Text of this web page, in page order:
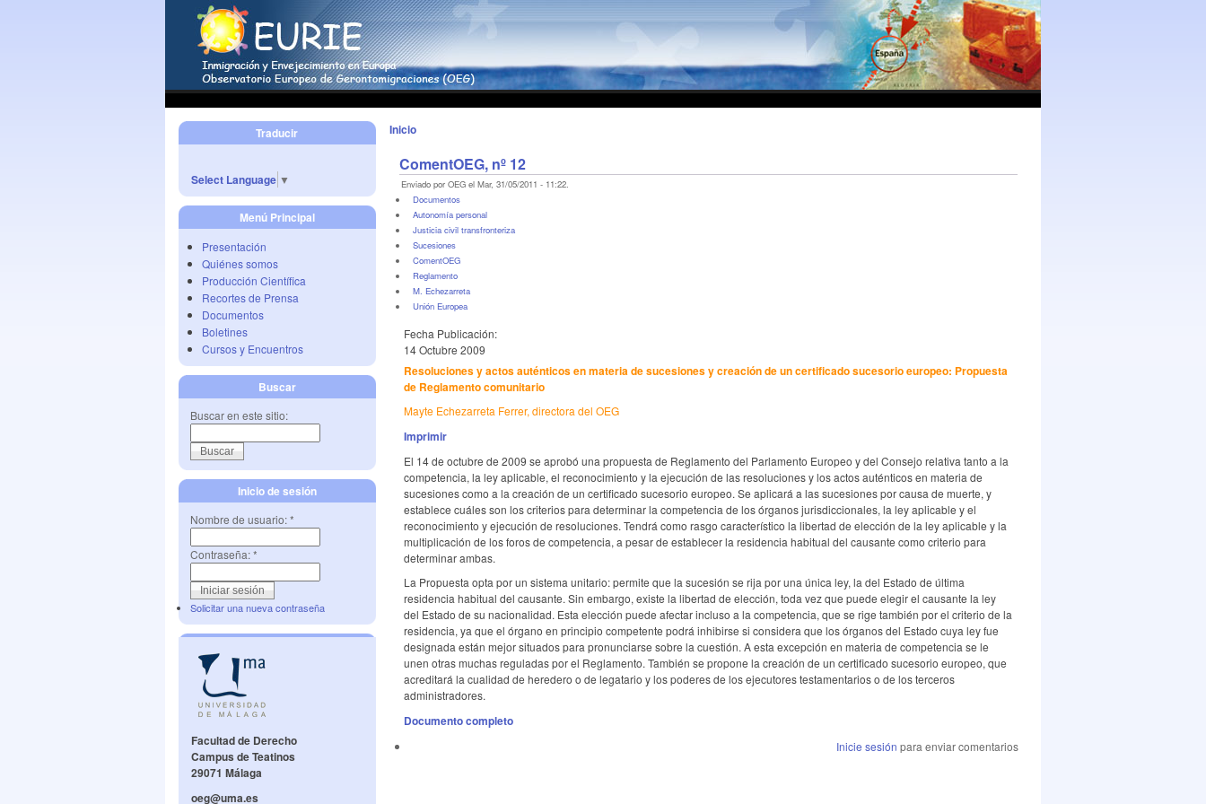
Traducir
Select Language ▼
Menú Principal
Presentación
Quiénes somos
Producción Científica
Recortes de Prensa
Documentos
Boletines
Cursos y Encuentros
Buscar
Buscar en este sitio:
Inicio de sesión
Nombre de usuario:*
Contraseña:*
Solicitar una nueva contraseña
Facultad de Derecho
Campus de Teatinos
29071 Málaga
oeg@uma.es
Inicio
ComentOEG, nº 12
Enviado por OEG el Mar, 31/05/2011 - 11:22.
Documentos
Autonomía personal
Justicia civil transfronteriza
Sucesiones
ComentOEG
Reglamento
M. Echezarreta
Unión Europea
Fecha Publicación:
14 Octubre 2009
Resoluciones y actos auténticos en materia de sucesiones y creación de un certificado sucesorio europeo: Propuesta
de Reglamento comunitario
Mayte Echezarreta Ferrer, directora del OEG
Imprimir
El 14 de octubre de 2009 se aprobó una propuesta de Reglamento del Parlamento Europeo y del Consejo relativa tanto a la
competencia, la ley aplicable, el reconocimiento y la ejecución de las resoluciones y los actos auténticos en materia de
sucesiones como a la creación de un certificado sucesorio europeo. Se aplicará a las sucesiones por causa de muerte, y
establece cuáles son los criterios para determinar la competencia de los órganos jurisdiccionales, la ley aplicable y el
reconocimiento y ejecución de resoluciones. Tendrá como rasgo característico la libertad de elección de la ley aplicable y la
multiplicación de los foros de competencia, a pesar de establecer la residencia habitual del causante como criterio para
determinar ambas.
La Propuesta opta por un sistema unitario: permite que la sucesión se rija por una única ley, la del Estado de última
residencia habitual del causante. Sin embargo, existe la libertad de elección, toda vez que puede elegir el causante la ley
del Estado de su nacionalidad. Esta elección puede afectar incluso a la competencia, que se rige también por el criterio de la
residencia, ya que el órgano en principio competente podrá inhibirse si considera que los órganos del Estado cuya ley fue
designada están mejor situados para pronunciarse sobre la cuestión. A esta excepción en materia de competencia se le
unen otras muchas reguladas por el Reglamento. También se propone la creación de un certificado sucesorio europeo, que
acreditará la cualidad de heredero o de legatario y los poderes de los ejecutores testamentarios o de los terceros
administradores.
Documento completo
Inicie sesión para enviar comentarios